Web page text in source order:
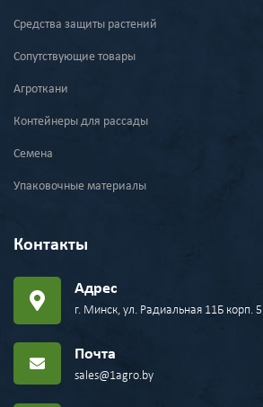
Средства защиты растений
Сопутствующие товары
Агроткани
Контейнеры для рассады
Семена
Упаковочные материалы
Контакты
Адрес
г. Минск, ул. Радиальная 11Б корп. 5
Почта
sales@1agro.by